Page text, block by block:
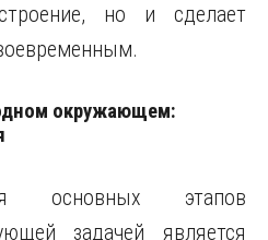
но и сделает
окружающем:
основных этапов
задачей является